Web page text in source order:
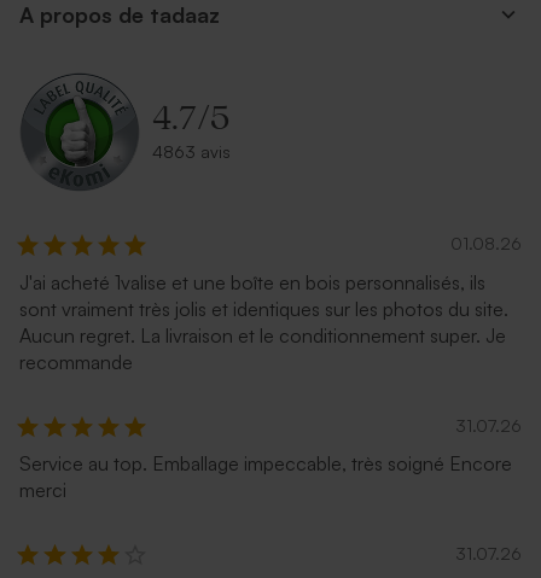
A propos de tadaaz
4.7/5
4863 avis
01.08.26
J'ai acheté 1valise et une boîte en bois personnalisés, ils
sont vraiment très jolis et identiques sur les photos du site.
Aucun regret. La livraison et le conditionnement super. Je
recommande
31.07.26
Service au top. Emballage impeccable, très soigné Encore
merci
31.07.26